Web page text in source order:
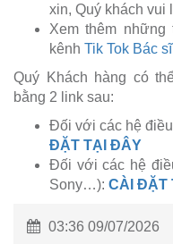
xin, Quý khách vui
Xem thêm
kênh Tik Tok Bác
Quý Khách hàng có
bằng 2 link sau:
Đối với các hệ
ĐẶT TẠI ĐÂY
Đối với các hệ
Sony…): CÀI ĐẶT
03:36 09/07/2026